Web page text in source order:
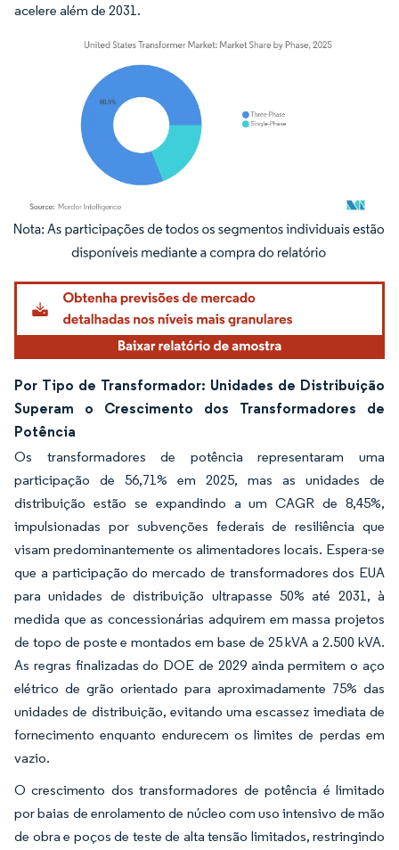
acelere além de 2031.
Imagem © Mordor Intelligence. O reuso requer atribuição conforme CC BY 4.0.
Por Tipo de Transformador: Unidades de Distribuição
Superam o Crescimento dos Transformadores de
Potência
Os transformadores de potência representaram uma
participação de 56,71% em 2025, mas as unidades de
distribuição estão se expandindo a um CAGR de 8,45%,
impulsionadas por subvenções federais de resiliência que
visam predominantemente os alimentadores locais. Espera-se
que a participação do mercado de transformadores dos EUA
para unidades de distribuição ultrapasse 50% até 2031, à
medida que as concessionárias adquirem em massa projetos
de topo de poste e montados em base de 25 kVA a 2.500 kVA.
As regras finalizadas do DOE de 2029 ainda permitem o aço
elétrico de grão orientado para aproximadamente 75% das
unidades de distribuição, evitando uma escassez imediata de
fornecimento enquanto endurecem os limites de perdas em
vazio.
O crescimento dos transformadores de potência é limitado
por baias de enrolamento de núcleo com uso intensivo de mão
de obra e poços de teste de alta tensão limitados, restringindo